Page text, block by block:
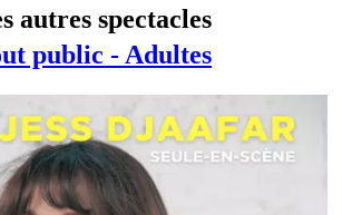
autres spectacles
public - Adultes